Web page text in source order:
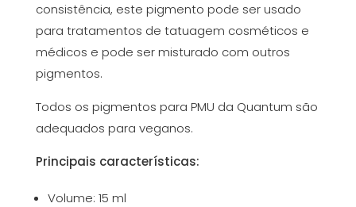
consistência, este pigmento pode ser usado
para tratamentos de tatuagem cosméticos e
médicos e pode ser misturado com outros
pigmentos.
Todos os pigmentos para PMU da Quantum são
adequados para veganos.
Principais características:
Volume: 15 ml